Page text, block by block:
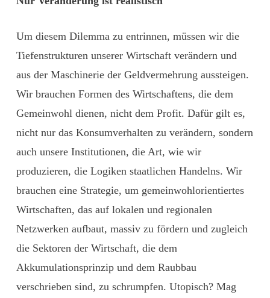
Um diesem Dilemma zu entrinnen, müssen wir die
Tiefenstrukturen unserer Wirtschaft verändern und
aus der ­Maschinerie der Geldvermehrung aussteigen.
Wir brauchen Formen des Wirtschaftens, die dem
Gemeinwohl dienen, nicht dem Profit. Dafür gilt es,
nicht nur das Konsumverhalten zu verändern, sondern
auch unsere Institutionen, die Art, wie wir
produzieren, die Logiken staatlichen Handelns. Wir
brauchen eine Strategie, um gemeinwohlorientiertes
Wirtschaften, das auf ­lokalen und regionalen
Netzwerken aufbaut, massiv zu fördern und zugleich
die Sektoren der Wirtschaft, die dem
Akkumulationsprinzip und dem Raubbau
verschrieben sind, zu schrumpfen. Utopisch? Mag